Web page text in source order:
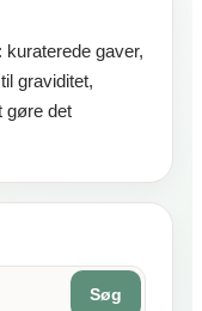
gaver,
graviditet,
gøre det
Søg